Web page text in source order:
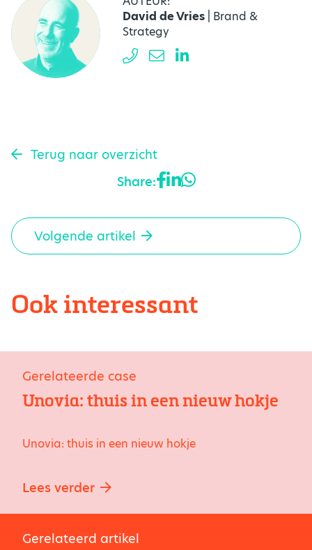
David de Vries | Brand &
Strategy
Terug naar overzicht
Volgende artikel
Share:
Ook interessant
Gerelateerde case
Unovia: thuis in een nieuw hokje
Unovia: thuis in een nieuw hokje
Lees verder
Gerelateerd artikel